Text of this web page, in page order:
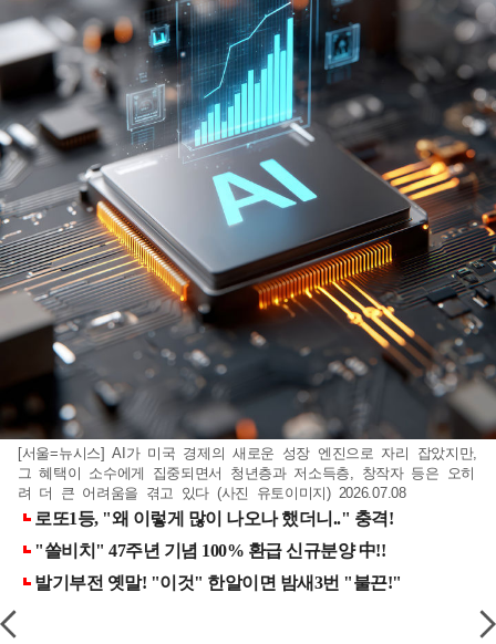
[서울=뉴시스] AI가 미국 경제의 새로운 성장 엔진으로 자리 잡았지만,
그 혜택이 소수에게 집중되면서 청년층과 저소득층, 창작자 등은 오히
려 더 큰 어려움을 겪고 있다 (사진 유토이미지) 2026.07.08